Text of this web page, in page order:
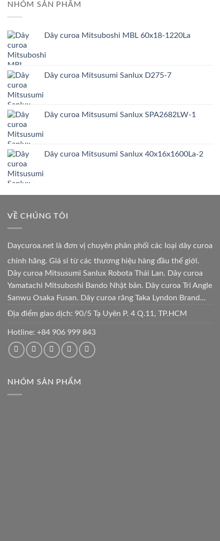
NHÓM SẢN PHẨM
Dây curoa Mitsuboshi MBL 60x18-1220La
Dây curoa Mitsusumi Sanlux D275-7
Dây curoa Mitsusumi Sanlux SPA2682LW-1
Dây curoa Mitsusumi Sanlux 40x16x1600La-2
VỀ CHÚNG TÔI
Daycuroa.net là đơn vị chuyên phân phối các loại dây curoa
chính hãng. Giá sỉ từ các thương hiệu hàng đầu thế giới.
Dây curoa Mitsusumi Sanlux Robota Thái Lan. Dây curoa
Yamatachi Mitsuboshi Bando Nhật bản. Dây curoa Tri Angle
Sanwu Osaka Fusan. Dây curoa răng Taka Lyndon Brand...
Địa điểm giao dịch: 90/5 Tạ Uyên P. 4 Q.11, TP.HCM
Hotline: +84 906 999 843
NHÓM SẢN PHẨM